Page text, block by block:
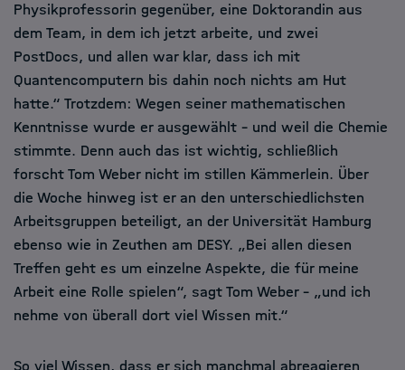
Physikprofessorin gegenüber, eine Doktorandin aus
dem Team, in dem ich jetzt arbeite, und zwei
PostDocs, und allen war klar, dass ich mit
Quantencomputern bis dahin noch nichts am Hut
hatte.“ Trotzdem: Wegen seiner mathematischen
Kenntnisse wurde er ausgewählt – und weil die Chemie
stimmte. Denn auch das ist wichtig, schließlich
forscht Tom Weber nicht im stillen Kämmerlein. Über
die Woche hinweg ist er an den unterschiedlichsten
Arbeitsgruppen beteiligt, an der Universität Hamburg
ebenso wie in Zeuthen am DESY. „Bei allen diesen
Treffen geht es um einzelne Aspekte, die für meine
Arbeit eine Rolle spielen“, sagt Tom Weber – „und ich
nehme von überall dort viel Wissen mit.“
So viel Wissen, dass er sich manchmal abreagieren